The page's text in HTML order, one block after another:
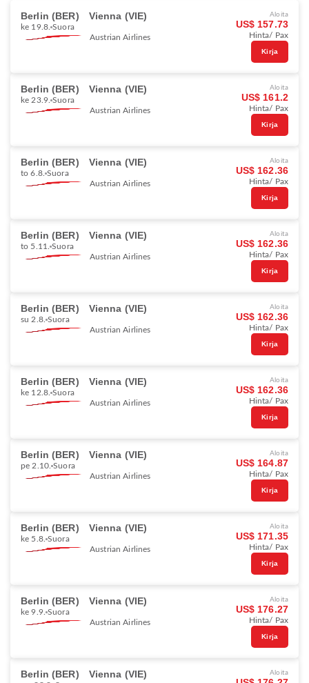
Berlin (BER) Vienna (VIE)
ke 19.8. Suora
Austrian Airlines
Aloita
US$ 157.73
Hinta/ Pax
Kirja
Berlin (BER) Vienna (VIE)
ke 23.9. Suora
Austrian Airlines
Aloita
US$ 161.2
Hinta/ Pax
Kirja
Berlin (BER) Vienna (VIE)
to 6.8. Suora
Austrian Airlines
Aloita
US$ 162.36
Hinta/ Pax
Kirja
Berlin (BER) Vienna (VIE)
to 5.11. Suora
Austrian Airlines
Aloita
US$ 162.36
Hinta/ Pax
Kirja
Berlin (BER) Vienna (VIE)
su 2.8. Suora
Austrian Airlines
Aloita
US$ 162.36
Hinta/ Pax
Kirja
Berlin (BER) Vienna (VIE)
ke 12.8. Suora
Austrian Airlines
Aloita
US$ 162.36
Hinta/ Pax
Kirja
Berlin (BER) Vienna (VIE)
pe 2.10. Suora
Austrian Airlines
Aloita
US$ 164.87
Hinta/ Pax
Kirja
Berlin (BER) Vienna (VIE)
ke 5.8. Suora
Austrian Airlines
Aloita
US$ 171.35
Hinta/ Pax
Kirja
Berlin (BER) Vienna (VIE)
ke 9.9. Suora
Austrian Airlines
Aloita
US$ 176.27
Hinta/ Pax
Kirja
Berlin (BER) Vienna (VIE) Aloita